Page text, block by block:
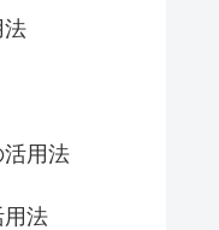
法
用法
用法